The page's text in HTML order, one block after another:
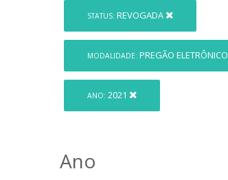
STATUS: REVOGADA
MODALIDADE: PREGÃO ELETRÔNICO
ANO: 2021
Ano